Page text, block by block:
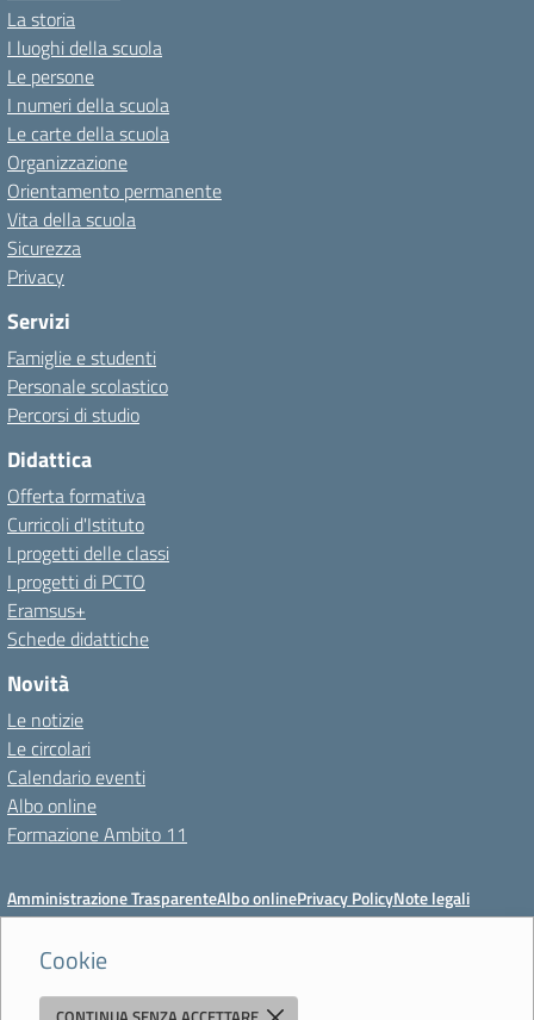
Cookie
La storia
I luoghi della scuola
Le persone
I numeri della scuola
Le carte della scuola
Organizzazione
Orientamento permanente
Vita della scuola
Sicurezza
Privacy
Servizi
Famiglie e studenti
Personale scolastico
Percorsi di studio
Didattica
Offerta formativa
Curricoli d'Istituto
I progetti delle classi
I progetti di PCTO
Eramsus+
Schede didattiche
Novità
Le notizie
Le circolari
Calendario eventi
Albo online
Formazione Ambito 11
Amministrazione TrasparenteAlbo onlinePrivacy PolicyNote legali
Meccanismo di feedbackDichiarazioni di accessibilitàPreferenze cookie